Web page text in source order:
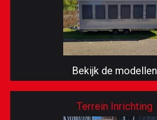
Bekijk de modellen
Terrein Inrichting